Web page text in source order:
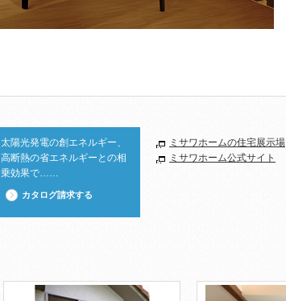
太陽光発電の創エネルギー、
高断熱の省エネルギーとの相
乗効果で……
カタログ請求する
ミサワホームの住宅展示場
ミサワホーム公式サイト